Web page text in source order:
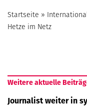
Startseite »
Hetze im Netz
Weitere aktuelle
Journalist weiter in